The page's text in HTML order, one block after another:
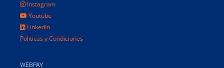
Instagram
Youtube
LinkedIn
Politicas y Condiciones
WEBPAY